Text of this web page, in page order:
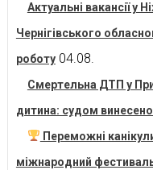
Актуальні вакансії у
Чернігівського
роботу 04.08.
Смертельна ДТП у
дитина: судом
Переможні
міжнародний